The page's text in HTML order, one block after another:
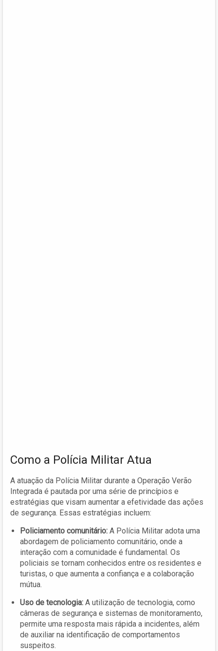
Como a Polícia Militar Atua
A atuação da Polícia Militar durante a Operação Verão
Integrada é pautada por uma série de princípios e
estratégias que visam aumentar a efetividade das ações
de segurança. Essas estratégias incluem:
Policiamento comunitário: A Polícia Militar adota uma
abordagem de policiamento comunitário, onde a
interação com a comunidade é fundamental. Os
policiais se tornam conhecidos entre os residentes e
turistas, o que aumenta a confiança e a colaboração
mútua.
Uso de tecnologia: A utilização de tecnologia, como
câmeras de segurança e sistemas de monitoramento,
permite uma resposta mais rápida a incidentes, além
de auxiliar na identificação de comportamentos
suspeitos.